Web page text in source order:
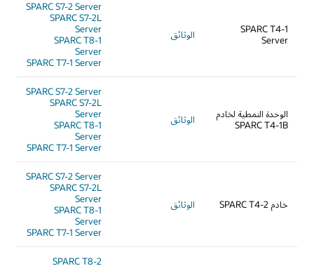
SPARC T4-1
Server
الوثائق
SPARC S7-2 Server
SPARC S7-2L
Server
SPARC T8-1
Server
SPARC T7-1 Server
الوحدة النمطية لخادم
SPARC T4-1B
الوثائق
SPARC S7-2 Server
SPARC S7-2L
Server
SPARC T8-1
Server
SPARC T7-1 Server
خادم SPARC T4-2 الوثائق
SPARC S7-2 Server
SPARC S7-2L
Server
SPARC T8-1
Server
SPARC T7-1 Server
SPARC T8-2